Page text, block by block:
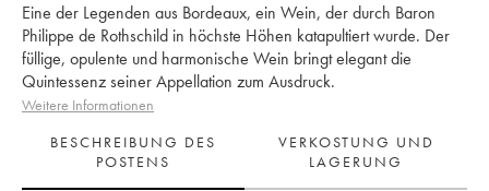
Eine der Legenden aus Bordeaux, ein Wein, der durch Baron
Philippe de Rothschild in höchste Höhen katapultiert wurde. Der
füllige, opulente und harmonische Wein bringt elegant die
Quintessenz seiner Appellation zum Ausdruck.
Weitere Informationen
BESCHREIBUNG DES
POSTENS
VERKOSTUNG UND
LAGERUNG